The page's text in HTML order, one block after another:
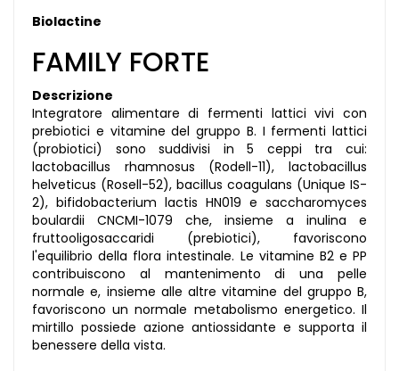
Biolactine
FAMILY FORTE
Descrizione
Integratore alimentare di fermenti lattici vivi con
prebiotici e vitamine del gruppo B. I fermenti lattici
(probiotici) sono suddivisi in 5 ceppi tra cui:
lactobacillus rhamnosus (Rodell-11), lactobacillus
helveticus (Rosell-52), bacillus coagulans (Unique IS-
2), bifidobacterium lactis HN019 e saccharomyces
boulardii CNCMI-1079 che, insieme a inulina e
fruttooligosaccaridi (prebiotici), favoriscono
l'equilibrio della flora intestinale. Le vitamine B2 e PP
contribuiscono al mantenimento di una pelle
normale e, insieme alle altre vitamine del gruppo B,
favoriscono un normale metabolismo energetico. Il
mirtillo possiede azione antiossidante e supporta il
benessere della vista.